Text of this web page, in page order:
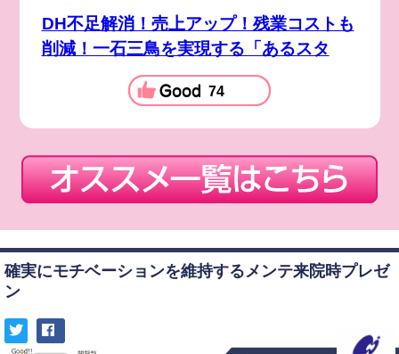
DH不足解消！売上アップ！残業コストも
削減！一石三鳥を実現する「あるスタ
74
確実にモチベーションを維持するメンテ来院時プレゼ
ン